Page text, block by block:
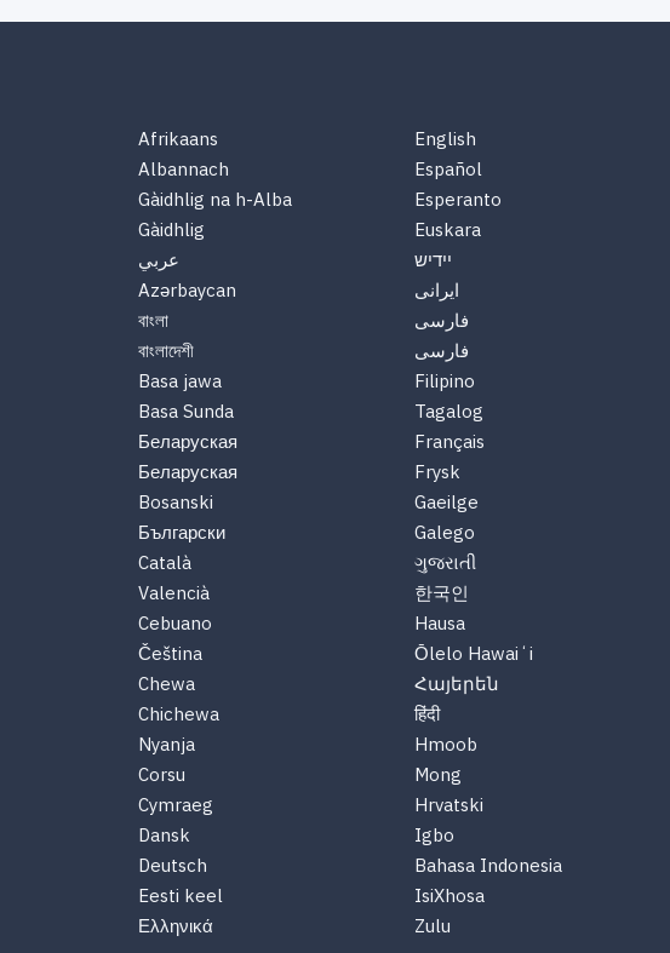
Afrikaans
Albannach
Gàidhlig na h-Alba
Gàidhlig
عربي
Azərbaycan
বাংলা
বাংলাদেশী
Basa jawa
Basa Sunda
Беларуская
Беларуская
Bosanski
Български
Català
Valencià
Cebuano
Čeština
Chewa
Chichewa
Nyanja
Corsu
Cymraeg
Dansk
Deutsch
Eesti keel
Ελληνικά
English
Español
Esperanto
Euskara
יידיש
ایرانی
فارسی
فارسی
Filipino
Tagalog
Français
Frysk
Gaeilge
Galego
ગુજરાતી
한국인
Hausa
Ōlelo Hawaiʻi
Հայերեն
हिंदी
Hmoob
Mong
Hrvatski
Igbo
Bahasa Indonesia
IsiXhosa
Zulu